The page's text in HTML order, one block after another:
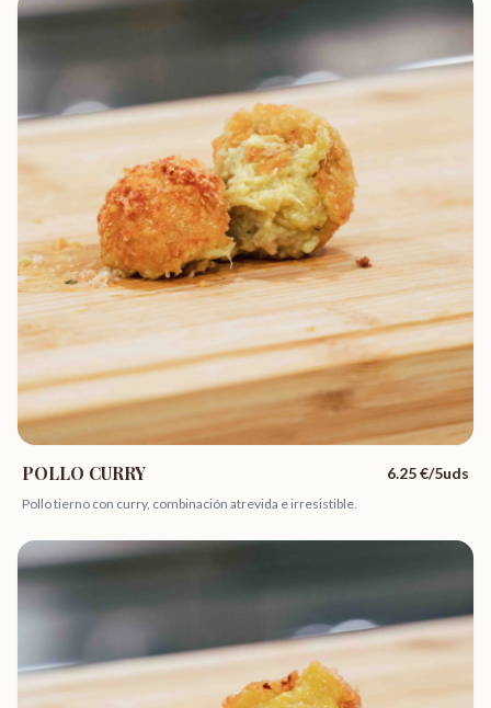
POLLO CURRY 6.25€/5uds
Pollo tierno con curry, combinación atrevida e irresistible.